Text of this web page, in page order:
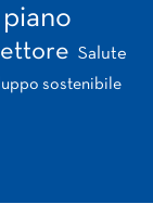
Salute
sostenibile